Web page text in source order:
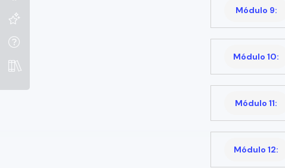
Módulo 9:
Módulo 10:
Módulo 11:
Módulo 12: